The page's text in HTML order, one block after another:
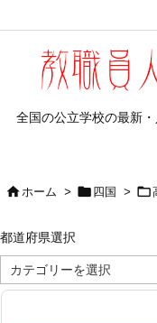
全国の公立学校の最新
ホーム >  四国 > 
都道府県選択
道
府